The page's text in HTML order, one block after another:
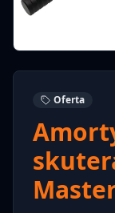
Oferta